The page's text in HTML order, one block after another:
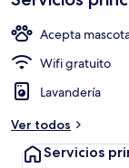
Acepta
Wifi gratuito
Lavandería
Ver todos
Servicios